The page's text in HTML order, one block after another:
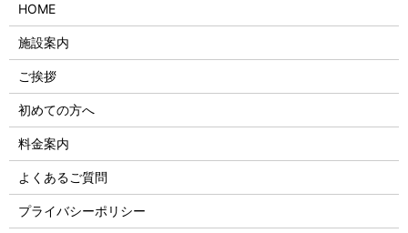
HOME
施設案内
ご挨拶
初めての方へ
料金案内
よくあるご質問
プライバシーポリシー